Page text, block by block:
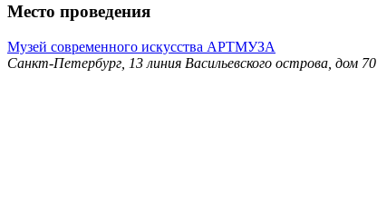
Место проведения
Музей современного искусства АРТМУЗА
Санкт-Петербург, 13 линия Васильевского острова, дом 70